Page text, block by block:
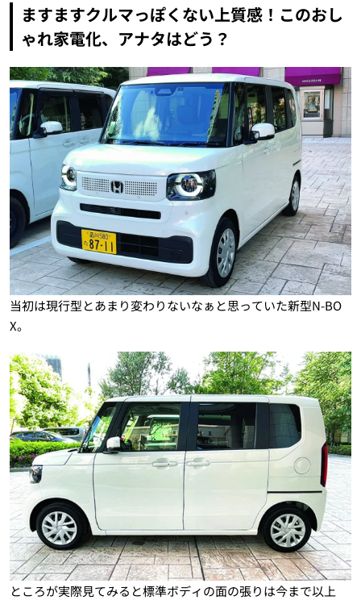
ますますクルマっぽくない上質感！このおし
ゃれ家電化、アナタはどう？
当初は現行型とあまり変わりないなぁと思っていた新型N-BO
X。
ところが実際見てみると標準ボディの面の張りは今まで以上